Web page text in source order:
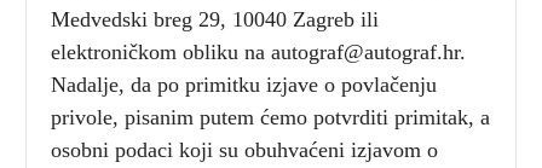
Medvedski breg 29, 10040 Zagreb ili
elektroničkom obliku na autograf@autograf.hr.
Nadalje, da po primitku izjave o povlačenju
privole, pisanim putem ćemo potvrditi primitak, a
osobni podaci koji su obuhvaćeni izjavom o